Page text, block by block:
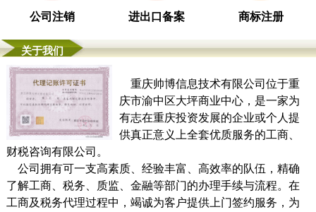
公司注销 进出口备案 商标注册
关于我们
重庆帅博信息技术有限公司位于重
庆市渝中区大坪商业中心，是一家为
有志在重庆投资发展的企业或个人提
供真正意义上全套优质服务的工商、
财税咨询有限公司。
公司拥有可一支高素质、经验丰富、高效率的队伍，精确
了解工商、税务、质监、金融等部门的办理手续与流程。在
工商及税务代理过程中，竭诚为客户提供上门签约服务，为